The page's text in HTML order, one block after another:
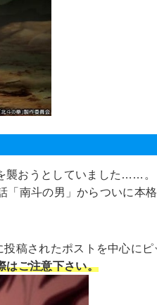
襲おうとしていました……。
「南斗の男」からついに
稿されたポストを中心にピ
はご注意下さい。